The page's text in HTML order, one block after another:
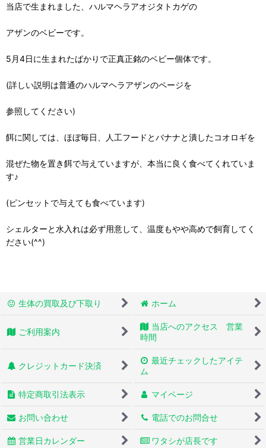
当店で生まれました、ハルマヘラアオジタトカゲの
アザンのベビーです。
5月4日に生まれたばかりで正真正銘のベビー個体です。
(詳しい説明は普通のハルマヘラアザンのページを
参照してください)
餌に関しては、ほぼ毎日、人工フードとバナナと潰したコオロギを
混ぜた物を置き餌で与えていますが、本当に良く食べてくれていま
す♪
(ピンセットで与えても食べています)
シェルターと水入れは必ず用意して、温度もやや高めで飼育してく
ださい(^^)
生体の買取及び下取り ホーム
ご利用案内
当店へのアクセス 営業
時間
クレジットカード決済
最近チェックしたアイテ
ム
特定商取引法表示 マイページ
お問い合わせ 電話でのお問合せ
営業日カレンダー ワタシが店長です